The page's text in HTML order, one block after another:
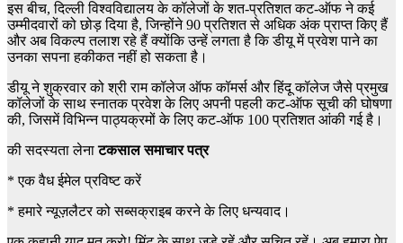
इस बीच, दिल्ली विश्वविद्यालय के कॉलेजों के शत-प्रतिशत कट-ऑफ ने कई
उम्मीदवारों को छोड़ दिया है, जिन्होंने 90 प्रतिशत से अधिक अंक प्राप्त किए हैं
और अब विकल्प तलाश रहे हैं क्योंकि उन्हें लगता है कि डीयू में प्रवेश पाने का
उनका सपना हकीकत नहीं हो सकता है।
डीयू ने शुक्रवार को श्री राम कॉलेज ऑफ कॉमर्स और हिंदू कॉलेज जैसे प्रमुख
कॉलेजों के साथ स्नातक प्रवेश के लिए अपनी पहली कट-ऑफ सूची की घोषणा
की, जिसमें विभिन्न पाठ्यक्रमों के लिए कट-ऑफ 100 प्रतिशत आंकी गई है।
की सदस्यता लेनाटकसाल समाचार पत्र
* एक वैध ईमेल प्रविष्ट करें
* हमारे न्यूज़लैटर को सब्सक्राइब करने के लिए धन्यवाद।